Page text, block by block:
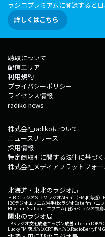
ラジコプレミアムに登録すると
詳しくはこちら
聴取について
配信エリア
利用規約
プライバシーポリシー
ライセンス情報
radiko news
株式会社radikoについて
ニュースリリース
採用情報
特定商取引に関する法律に基づ
株式会社メディアプラットフォ
北海道・東北のラジオ局
ＨＢＣラジオＳＴＶラジオAIR-G'（FM北海道）
IBCラジオエフエム岩手tbcラジオDate fm（エフ
Rhythm Station エフエム山形RFCラジオ福島
関東のラジオ局
TBSラジオ文化放送ニッポン放送interfm
LuckyFM 茨城放送CRT栃木放送RadioBerryFM